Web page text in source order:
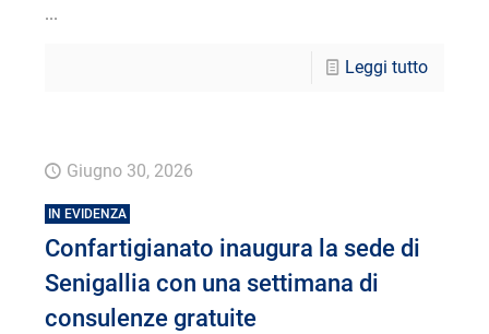
...
Leggi tutto
Giugno 30, 2026
IN EVIDENZA
Confartigianato inaugura la sede di
Senigallia con una settimana di
consulenze gratuite